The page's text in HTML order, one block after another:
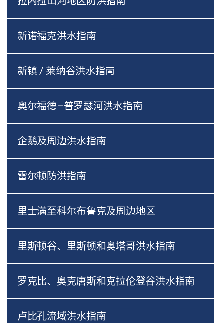
新诺福克洪水指南
新镇 / 莱纳谷洪水指南
奥尔福德–普罗瑟河洪水指南
企鹅及周边洪水指南
雷尔顿防洪指南
里士满至科尔布鲁克及周边地区
里斯顿谷、里斯顿和奥塔哥洪水指南
罗克比、奥克唐斯和克拉伦登谷洪水指南
卢比孔流域洪水指南